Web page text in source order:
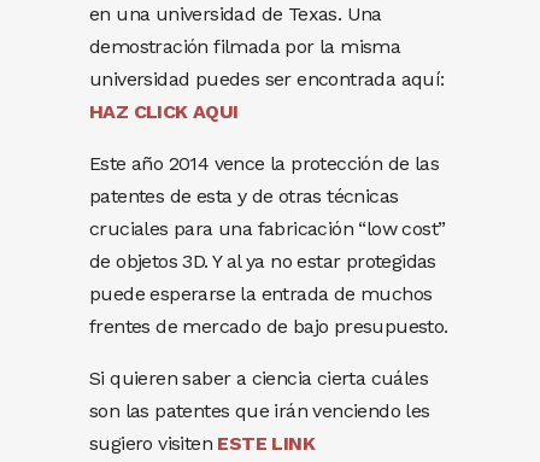
en una universidad de Texas. Una
demostración filmada por la misma
universidad puedes ser encontrada aquí:
HAZ CLICK AQUI
Este año 2014 vence la protección de las
patentes de esta y de otras técnicas
cruciales para una fabricación “low cost”
de objetos 3D. Y al ya no estar protegidas
puede esperarse la entrada de muchos
frentes de mercado de bajo presupuesto.
Si quieren saber a ciencia cierta cuáles
son las patentes que irán venciendo les
sugiero visiten ESTE LINK